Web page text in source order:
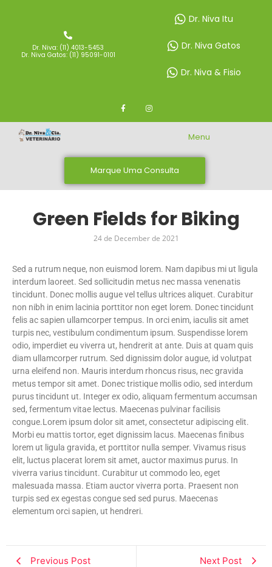
Dr. Niva: (11) 4013-5453
Dr. Niva Gatos: (11) 95091-0101
Dr. Niva Itu
Dr. Niva Gatos
Dr. Niva & Fisio
Menu
Marque Uma Consulta
Green Fields for Biking
24 de December de 2021
Sed a rutrum neque, non euismod lorem. Nam dapibus mi ut ligula
interdum laoreet. Sed sollicitudin metus nec massa venenatis
tincidunt. Donec mollis augue vel tellus ultrices aliquet. Curabitur
non nibh in enim lacinia porttitor non eget lorem. Donec tincidunt
felis ac sapien ullamcorper tempus. In orci enim, iaculis sit amet
turpis nec, vestibulum condimentum ipsum. Suspendisse lorem
odio, imperdiet eu viverra ut, hendrerit at ante. Duis at quam quis
diam ullamcorper rutrum. Sed dignissim dolor augue, id volutpat
urna eleifend non. Mauris interdum rhoncus risus, nec gravida
metus tempor sit amet. Donec tristique mollis odio, sed interdum
purus tincidunt ut. Integer ex odio, aliquam fermentum accumsan
sed, fermentum vitae lectus. Maecenas pulvinar facilisis
congue.Lorem ipsum dolor sit amet, consectetur adipiscing elit.
Morbi eu mattis tortor, eget dignissim lacus. Maecenas finibus
lorem ut ligula gravida, et porttitor nulla semper. Vivamus risus
elit, luctus placerat lorem sit amet, auctor maximus purus. In
viverra varius tincidunt. Curabitur ut commodo leo, eget
malesuada massa. Etiam auctor viverra porta. Praesent non
turpis sed ex egestas congue sed sed purus. Maecenas
elementum orci sapien, ut hendreri.
Previous Post Next Post